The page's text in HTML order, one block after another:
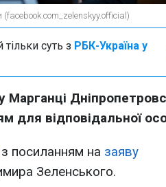
суть з РБК-Україна у
Марганці
для відповідальної
з посиланням на заяву
Зеленського.